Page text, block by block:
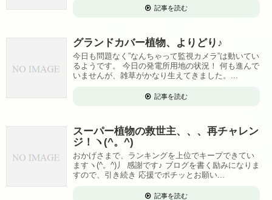
記事を読む
グランドカバー植物、よりどり♪
今日も問題なく”なんちゃって監視カメラ”は動いてい
るようです。 今日の発電所用地の状況！ 何も進んで
いませんが、雑草がかなり生えてきました。...
記事を読む
スーパー植物の救世主、、、再チャレン
ジ！ヽ(^。^)
おかげさまで、ランキングを上位でキープできてい
ますヽ(^。^)丿 感謝です♪ ブログを書く励みになりま
すので、引き続き 応援でポチッとお願い...
記事を読む